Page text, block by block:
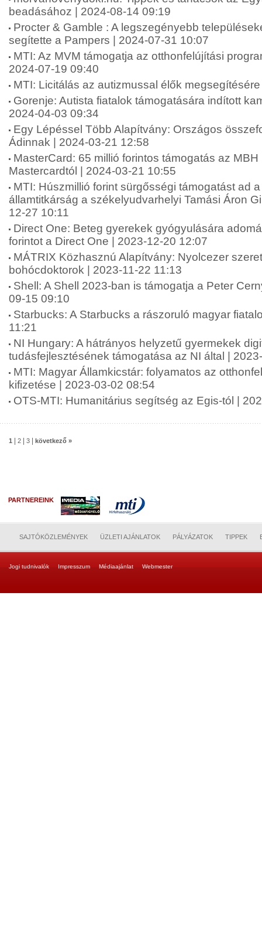
beadásához | 2024-08-14 09:19
Procter & Gamble : A legszegényebb
segítette a Pampers | 2024-07-31 10:07
MTI: Az MVM támogatja az otthonfelújítási
2024-07-19 09:40
MTI: Licitálás az autizmussal élők
Gorenje: Autista fiatalok támogatására indított
2024-04-03 09:34
Egy Lépéssel Több Alapítvány: Országos
Ádinnak | 2024-03-21 12:58
MasterCard: 65 millió forintos támogatás az
Mastercardtól | 2024-03-21 10:55
MTI: Húszmillió forint sürgősségi támogatást ad
államtitkárság a székelyudvarhelyi Tamási Áron
12-27 10:11
Direct One: Beteg gyerekek gyógyulására
forintot a Direct One | 2023-12-20 12:07
MÁTRIX Közhasznú Alapítvány: Nyolcezer
bohócdoktorok | 2023-11-22 11:13
Shell: A Shell 2023-ban is támogatja a Peter
09-15 09:10
Starbucks: A Starbucks a rászoruló magyar
11:21
NI Hungary: A hátrányos helyzetű gyermekek
tudásfejlesztésének támogatása az NI által |
MTI: Magyar Államkicstár: folyamatos az
kifizetése | 2023-03-02 08:54
OTS-MTI: Humanitárius segítség az Egis-tól |
1 2 3 következő »
PARTNEREINK
SAJTÓKÖZLEMÉNYEK ÜZLETI AJÁNLATOK PÁLYÁZATOK TIPPEK
Jogi tudnivalók Impresszum Médiaajánlat Webmester